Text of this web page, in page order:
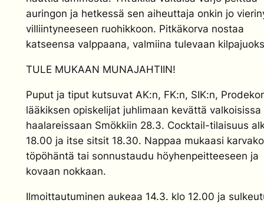
auringon ja hetkessä sen aiheuttaja onkin jo
villiintyneeseen ruohikkoon. Pitkäkorva nostaa
katseensa valppaana, valmiina tulevaan
TULE MUKAAN MUNAJAHTIIN!
Puput ja tiput kutsuvat AK:n, FK:n, SIK:n,
lääkiksen opiskelijat juhlimaan kevättä valkoisissa
haalareissaan Smökkiin 28.3. Cocktail-tilaisuus
18.00 ja itse sitsit 18.30. Nappaa mukaasi
töpöhäntä tai sonnustaudu höyhenpeitteeseen ja
kovaan nokkaan.
Ilmoittautuminen aukeaa 14.3. klo 12.00 ja